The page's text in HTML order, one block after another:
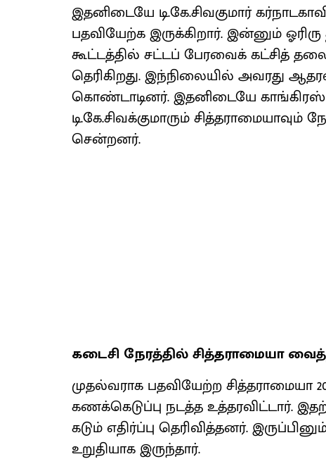
இதனிடையே டி.கே.சிவகுமார்
பதவியேற்க இருக்கிறார். இன்னும்
கூட்டத்தில் சட்டப் பேரவைக் கட்சித்
தெரிகிறது. இந்நிலையில் அவரது
கொண்டாடினர். இதனிடையே
டி.கே.சிவக்குமாரும் சித்தராமையாவும்
சென்றனர்.
கடைசி நேரத்தில் சித்தராமையா
முதல்வராக பதவியேற்ற சித்தராமையா
கணக்கெடுப்பு நடத்த உத்தரவிட்டார்.
கடும் எதிர்ப்பு தெரிவித்தனர்.
உறுதியாக இருந்தார்.